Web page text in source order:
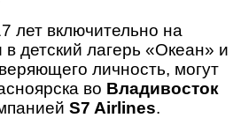
лет включительно на
в детский лагерь «Океан» и
личность, могут
во Владивосток
S7 Airlines.